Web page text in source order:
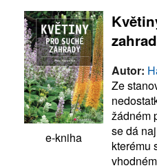
e-kniha
Autor:
Ze
žádném
se dá
kterému